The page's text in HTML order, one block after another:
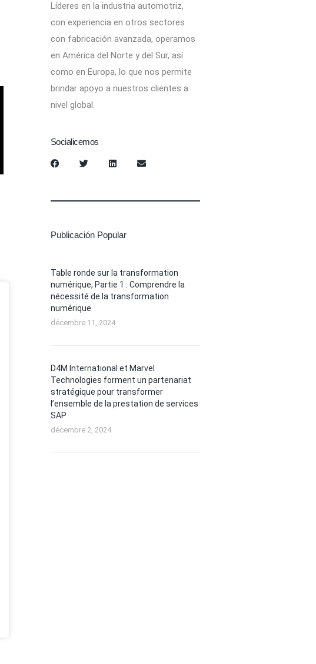
Líderes en la industria automotriz,
con experiencia en otros sectores
con fabricación avanzada, operamos
en América del Norte y del Sur, así
como en Europa, lo que nos permite
brindar apoyo a nuestros clientes a
nivel global.
Socialicemos
Publicación Popular
Table ronde sur la transformation
numérique, Partie 1 : Comprendre la
nécessité de la transformation
numérique
décembre 11, 2024
D4M International et Marvel
Technologies forment un partenariat
stratégique pour transformer
l’ensemble de la prestation de services
SAP
décembre 2, 2024